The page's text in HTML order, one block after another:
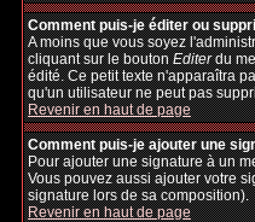
Comment puis-je éditer ou
A moins que vous soyez
cliquant sur le boutonEditerdu
édité. Ce petit texte n'apparaîtra
qu'un utilisateur ne peut pas
Revenir en haut de page
Comment puis-je ajouter une
Pour ajouter une signature à un
Vous pouvez aussi ajouter votre
signature lors de sa composition).
Revenir en haut de page